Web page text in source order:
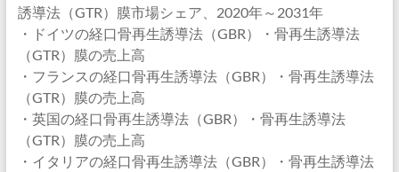
誘導法（GTR）膜市場シェア、2020年～2031年
・ドイツの経口骨再生誘導法（GBR）・骨再生誘導法
（GTR）膜の売上高
・フランスの経口骨再生誘導法（GBR）・骨再生誘導法
（GTR）膜の売上高
・英国の経口骨再生誘導法（GBR）・骨再生誘導法
（GTR）膜の売上高
・イタリアの経口骨再生誘導法（GBR）・骨再生誘導法